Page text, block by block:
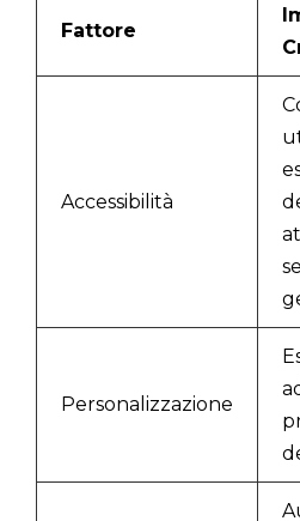
Fattore
Accessibilità
Personalizzazione